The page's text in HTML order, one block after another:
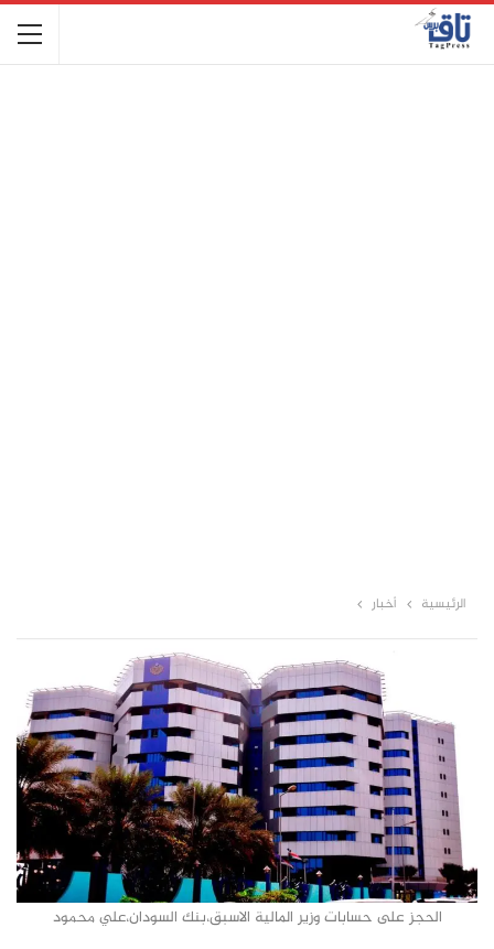
الرئيسية أخبار
الحجز على حسابات وزير المالية الاسبق،بنك السودان،علي محمود